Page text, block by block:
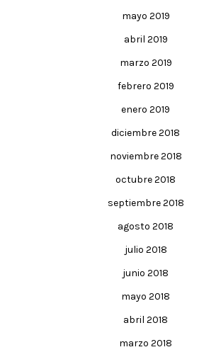
mayo 2019
abril 2019
marzo 2019
febrero 2019
enero 2019
diciembre 2018
noviembre 2018
octubre 2018
septiembre 2018
agosto 2018
julio 2018
junio 2018
mayo 2018
abril 2018
marzo 2018